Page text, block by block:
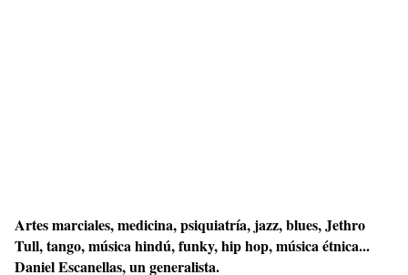
Artes marciales, medicina, psiquiatría, jazz, blues, Jethro
Tull, tango, música hindú, funky, hip hop, música étnica...
Daniel Escanellas, un generalista.